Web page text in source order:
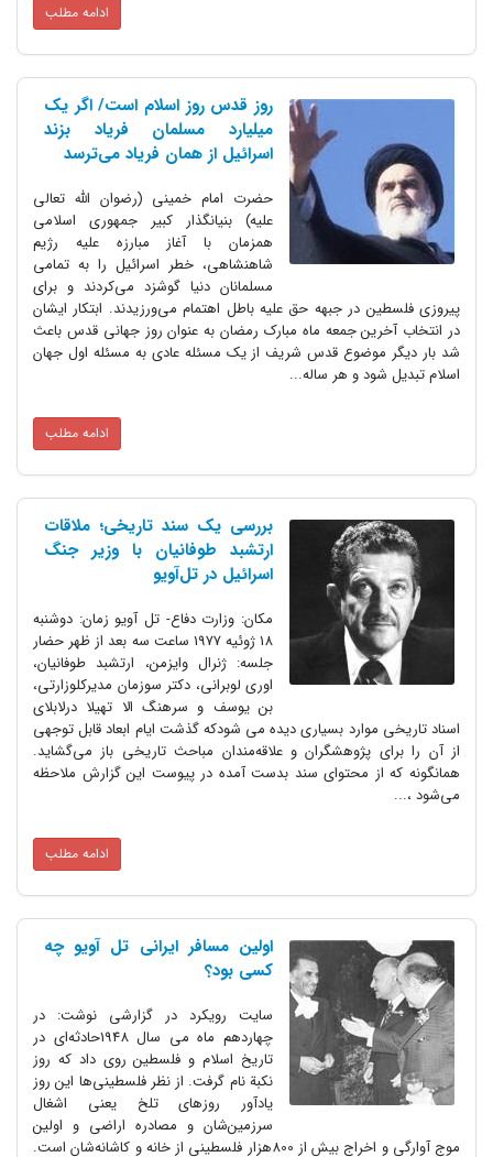
ادامه مطلب
روز قدس روز اسلام است/ اگر یک
میلیارد مسلمان فریاد بزند
اسرائیل از همان فریاد می‌ترسد
حضرت امام خمینی (رضوان الله تعالی
علیه) بنیانگذار کبیر جمهوری اسلامی
همزمان با آغاز مبارزه علیه رژیم
شاهنشاهی، خطر اسرائیل را به تمامی
مسلمانان دنیا گوشزد می‌کردند و برای
پیروزی فلسطین در جبهه حق علیه باطل اهتمام می‌ورزیدند. ابتکار ایشان
در انتخاب آخرین جمعه ماه مبارک رمضان به عنوان روز جهانی قدس باعث
شد بار دیگر موضوع قدس شریف از یک مسئله عادی به مسئله اول جهان
اسلام تبدیل شود و هر ساله...
ادامه مطلب
بررسی یک سند تاریخی؛ ملاقات
ارتشبد طوفانیان با وزیر جنگ
اسرائیل در تل‌آویو
مکان: وزارت دفاع- تل آویو زمان: دوشنبه
18 ژوئیه 1977 ساعت سه بعد از ظهر حضار
جلسه: ژنرال وایزمن، ارتشبد طوفانیان،
اوری لوبرانی، دکتر سوزمان مدیرکلوزارتی،
بن یوسف و سرهنگ الا تهیلا درلابلای
اسناد تاریخی موارد بسیاری دیده می شودکه گذشت ایام ابعاد قابل توجهی
از آن را برای پژوهشگران و علاقه‌مندان مباحث تاریخی باز می‌گشاید.
همانگونه که از محتوای سند بدست آمده در پیوست این گزارش ملاحظه
می‌شود ،...
ادامه مطلب
اولین مسافر ایرانی تل آویو چه
کسی بود؟
سایت رویکرد در گزارشی نوشت: در
چهاردهم ماه می سال 1948حادثه‌ای در
تاریخ اسلام و فلسطین روی داد که روز
نکبة نام گرفت. از نظر فلسطینی‌ها این روز
یادآور روزهای تلخ یعنی اشغال
سرزمین‌شان و مصادره اراضی و اولین
موج آوارگی و اخراج بیش از 800هزار فلسطینی از خانه و کاشانه‌شان است.